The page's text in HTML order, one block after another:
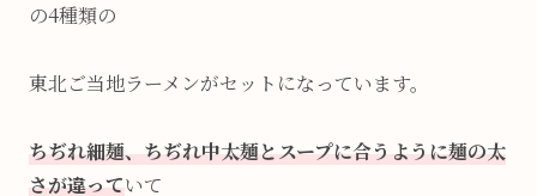
の4種類の
東北ご当地ラーメンがセットになっています。
ちぢれ細麺、ちぢれ中太麺とスープに合うように麺の太
さが違っていて